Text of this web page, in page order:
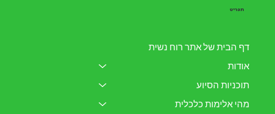
תפריט
דף הבית של אתר רוח נשית
אודות
תוכניות הסיוע
מהי אלימות כלכלית